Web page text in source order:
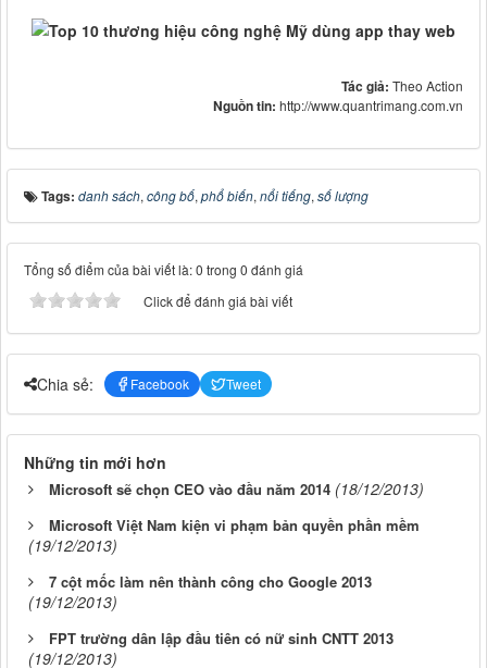
Tác giả: Theo Action
Nguồn tin: http://www.quantrimang.com.vn
Tags: danh sách, công bố, phổ biến, nổi tiếng, số lượng
Tổng số điểm của bài viết là: 0 trong 0 đánh giá
Click để đánh giá bài viết
Chia sẻ: Facebook Tweet
Những tin mới hơn
Microsoft sẽ chọn CEO vào đầu năm 2014 (18/12/2013)
Microsoft Việt Nam kiện vi phạm bản quyền phần mềm
(19/12/2013)
7 cột mốc làm nên thành công cho Google 2013
(19/12/2013)
FPT trường dân lập đầu tiên có nữ sinh CNTT 2013
(19/12/2013)